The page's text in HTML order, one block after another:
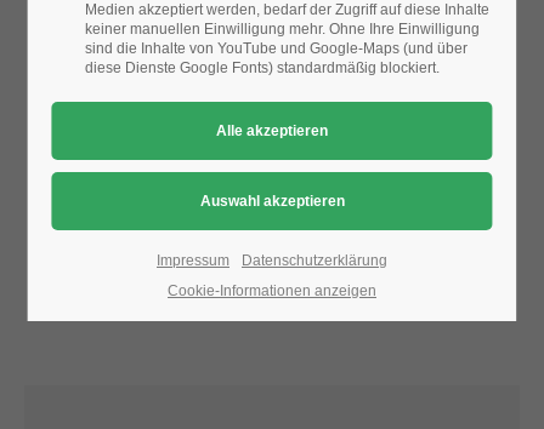
We offer support for our customers
Mon - Fri 8:00am - 5:00pm(GMT +1)
Get in touch
376-293 City Road, Suite 600
San Francisco, CA 94102
Bitte ändern Sie dieDatenschutz-Einstellungen, indem Sie
auch "externe Medien" zulassen.
Medien akzeptiert werden, bedarf der Zugriff auf diese Inhalte
keiner manuellen Einwilligung mehr. Ohne Ihre Einwilligung
sind die Inhalte von YouTube und Google-Maps (und über
diese Dienste Google Fonts) standardmäßig blockiert.
Impressum
Datenschutzerklärung
Cookie-Informationen anzeigen